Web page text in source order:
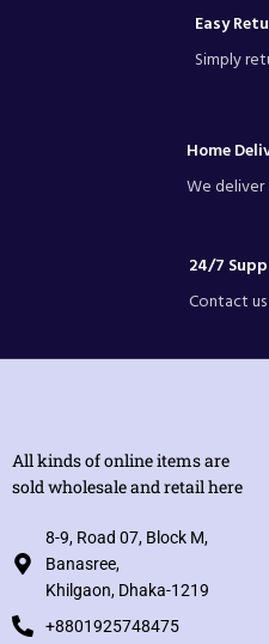
Easy
Simply
Home
We deliver
24/7
Contact
All kinds of online items are
sold wholesale and retail here
8-9, Road 07, Block M,
Banasree,
Khilgaon, Dhaka-1219
+8801925748475